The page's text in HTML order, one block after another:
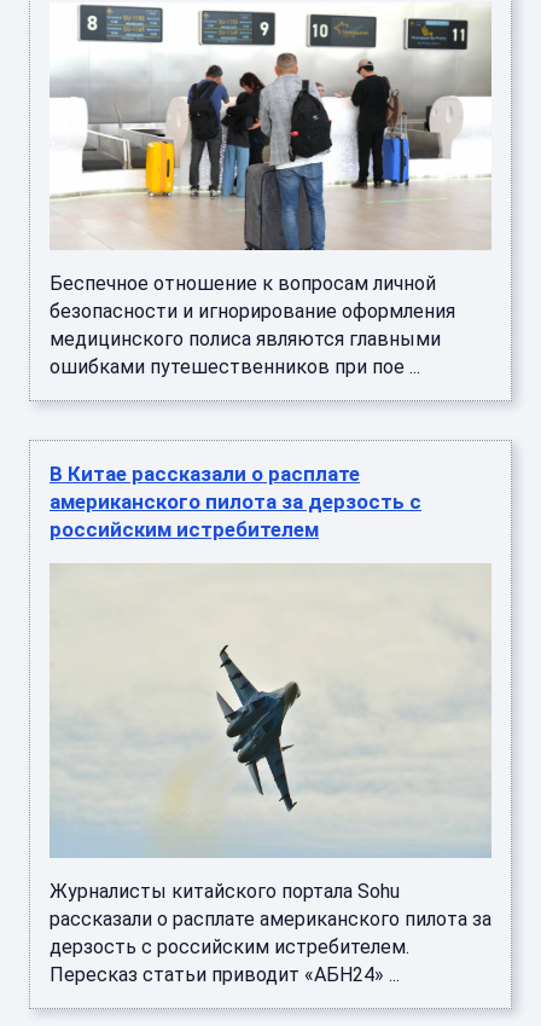
Беспечное отношение к вопросам личной
безопасности и игнорирование оформления
медицинского полиса являются главными
ошибками путешественников при пое ...
В Китае рассказали о расплате
американского пилота за дерзость с
российским истребителем
Журналисты китайского портала Sohu
рассказали о расплате американского пилота за
дерзость с российским истребителем.
Пересказ статьи приводит «АБН24» ...